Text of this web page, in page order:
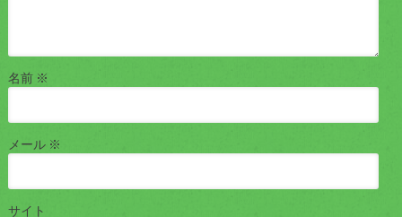
名前 ※
メール ※
サイト